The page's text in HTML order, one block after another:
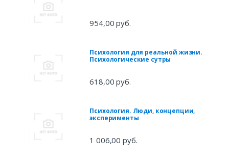
954,00 руб.
Психология для реальной жизни.
Психологические сутры
618,00 руб.
Психология. Люди, концепции,
эксперименты
1 006,00 руб.